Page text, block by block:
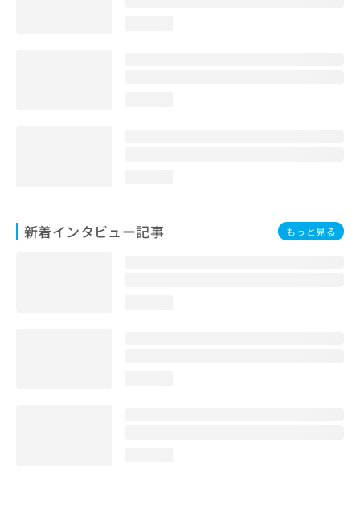
新着インタビュー記事 もっと見る